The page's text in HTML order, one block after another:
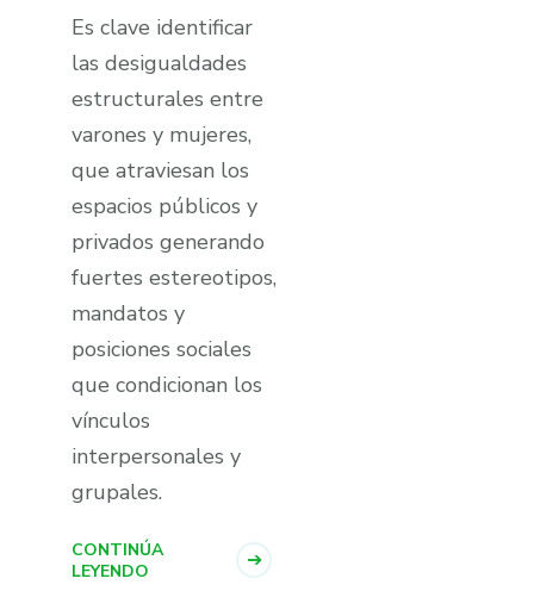
Es clave identificar
las desigualdades
estructurales entre
varones y mujeres,
que atraviesan los
espacios públicos y
privados generando
fuertes estereotipos,
mandatos y
posiciones sociales
que condicionan los
ví­nculos
interpersonales y
grupales.
CONTINÚA
LEYENDO